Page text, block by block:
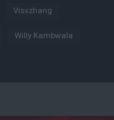
Visszhang
Willy Kambwala